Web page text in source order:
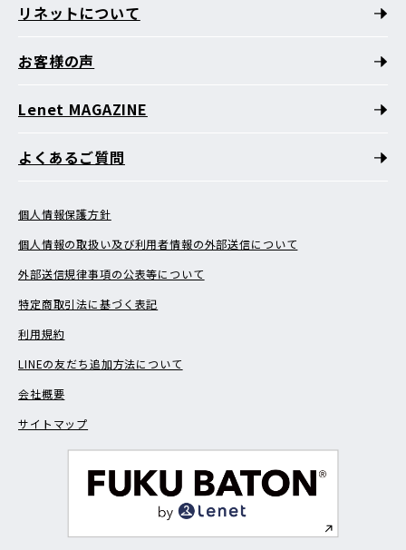
リネットについて
お客様の声
Lenet MAGAZINE
よくあるご質問
個人情報保護方針
個人情報の取扱い及び利用者情報の外部送信について
外部送信規律事項の公表等について
特定商取引法に基づく表記
利用規約
LINEの友だち追加方法について
会社概要
サイトマップ